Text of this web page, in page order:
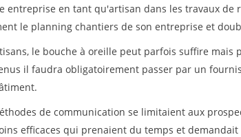
entreprise en tant qu'artisan dans les travaux de
le planning chantiers de son entreprise et
le bouche à oreille peut parfois suffire mais
il faudra obligatoirement passer par un
de communication se limitaient aux
efficaces qui prenaient du temps et